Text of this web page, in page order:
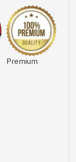
Premium